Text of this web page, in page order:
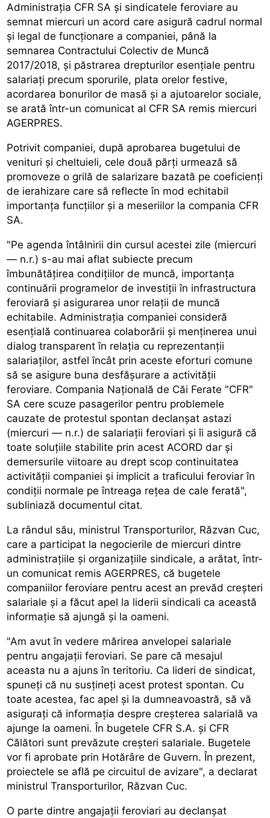
Administrația CFR SA și sindicatele feroviare au
semnat miercuri un acord care asigură cadrul normal
și legal de funcționare a companiei, până la
semnarea Contractului Colectiv de Muncă
2017/2018, și păstrarea drepturilor esențiale pentru
salariați precum sporurile, plata orelor festive,
acordarea bonurilor de masă și a ajutoarelor sociale,
se arată într-un comunicat al CFR SA remis miercuri
AGERPRES.
Potrivit companiei, după aprobarea bugetului de
venituri și cheltuieli, cele două părți urmează să
promoveze o grilă de salarizare bazată pe coeficienți
de ierahizare care să reflecte în mod echitabil
importanța funcțiilor și a meseriilor la compania CFR
SA.
"Pe agenda întâlnirii din cursul acestei zile (miercuri
— n.r.) s-au mai aflat subiecte precum
îmbunătățirea condițiilor de muncă, importanța
continuării programelor de investiții în infrastructura
feroviară și asigurarea unor relații de muncă
echitabile. Administrația companiei consideră
esențială continuarea colaborării și menținerea unui
dialog transparent în relația cu reprezentanții
salariaților, astfel încât prin aceste eforturi comune
să se asigure buna desfășurare a activității
feroviare. Compania Națională de Căi Ferate "CFR"
SA cere scuze pasagerilor pentru problemele
cauzate de protestul spontan declanșat astazi
(miercuri — n.r.) de salariații feroviari și îi asigură că
toate soluțiile stabilite prin acest ACORD dar și
demersurile viitoare au drept scop continuitatea
activității companiei și implicit a traficului feroviar în
condiții normale pe întreaga rețea de cale ferată",
subliniază documentul citat.
La rândul său, ministrul Transporturilor, Răzvan Cuc,
care a participat la negocierile de miercuri dintre
administrațiile și organizațiile sindicale, a arătat, într-
un comunicat remis AGERPRES, că bugetele
companiilor feroviare pentru acest an prevăd creșteri
salariale și a făcut apel la liderii sindicali ca această
informație să ajungă și la oameni.
"Am avut în vedere mărirea anvelopei salariale
pentru angajații feroviari. Se pare că mesajul
aceasta nu a ajuns în teritoriu. Ca lideri de sindicat,
spuneți că nu susțineți acest protest spontan. Cu
toate acestea, fac apel și la dumneavoastră, să vă
asigurați că informația despre creșterea salarială va
ajunge la oameni. În bugetele CFR S.A. și CFR
Călători sunt prevăzute creșteri salariale. Bugetele
vor fi aprobate prin Hotărâre de Guvern. În prezent,
proiectele se află pe circuitul de avizare", a declarat
ministrul Transporturilor, Răzvan Cuc.
O parte dintre angajații feroviari au declanșat